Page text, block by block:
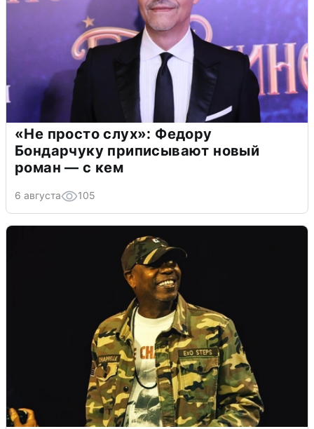
«Не просто слух»: Федору
Бондарчуку приписывают новый
роман — с кем
6 августа 105